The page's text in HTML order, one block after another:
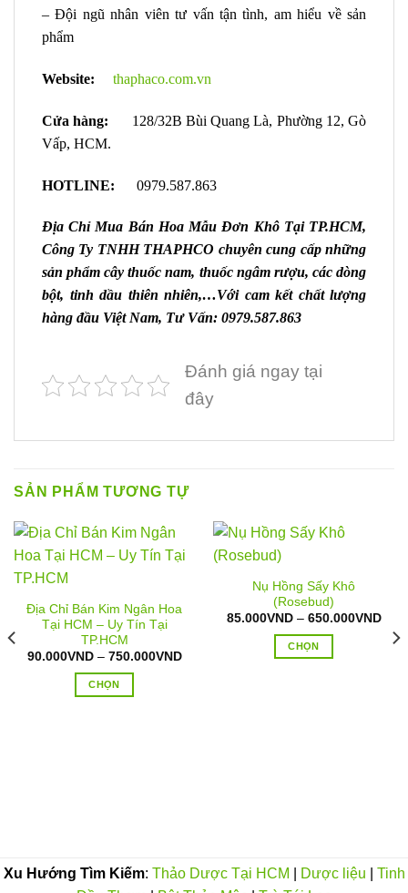
– Đội ngũ nhân viên tư vấn tận tình, am hiểu về sản
phẩm
Website: thaphaco.com.vn
Cửa hàng:
128/32B Bùi Quang Là, Phường 12, Gò
Vấp, HCM.
HOTLINE: 0979.587.863
Địa Chỉ Mua Bán Hoa Mẫu Đơn Khô TạiTP.HCM,
Công Ty TNHH THAPHCO chuyên cung cấp những
sản phẩm cây thuốc nam, thuốc ngâm rượu, các dòng
bột, tinh dầu thiên nhiên,…Với cam kết chất lượng
hàng đầu Việt Nam, Tư Vấn: 0979.587.863
Đánh giá ngay tại
đây
SẢN PHẨM TƯƠNG TỰ
Địa Chỉ Bán Kim Ngân Hoa
Tại HCM – Uy Tín Tại
TP.HCM
90.000VND – 750.000VNDKhoảng
CHỌN
chọn
Nụ Hồng Sấy Khô
(Rosebud)
85.000VND – 650.000VND
giá:
CHỌN
thể
Xu Hướng Tìm Kiếm: Thảo Dược Tại HCM Dược liệu
Tinh